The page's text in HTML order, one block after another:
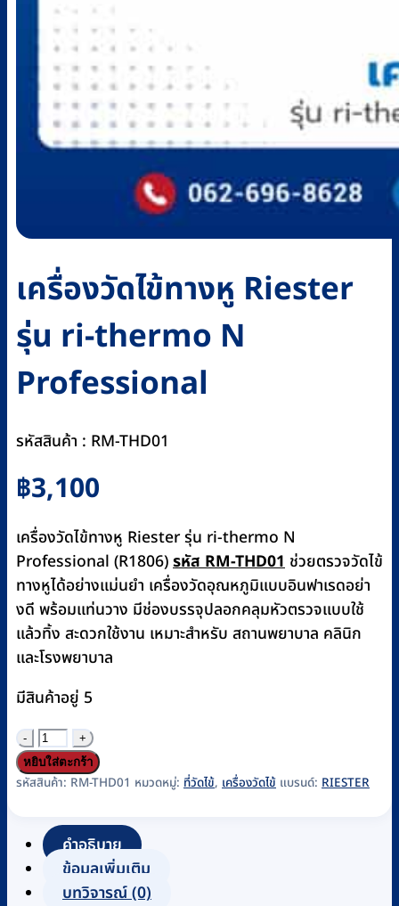
เครื่องวัดไข้ทางหู Riester
รุ่น ri-thermo N
Professional
รหัสสินค้า : RM-THD01
฿3,100
เครื่องวัดไข้ทางหู Riester รุ่น ri-thermo N
Professional (R1806)รหัส RM-THD01 ช่วยตรวจวัดไข้
ทางหูได้อย่างแม่นยำ เครื่องวัดอุณหภูมิแบบอินฟาเรดอย่า
งดี พร้อมแท่นวาง มีช่องบรรจุปลอกคลุมหัวตรวจแบบใช้
แล้วทิ้ง สะดวกใช้งาน เหมาะสำหรับ สถานพยาบาล คลินิก
และโรงพยาบาล
มีสินค้าอยู่ 5
จำนวน
เครื่อง
วัด
ทาง
หู
Riester
หยิบใส่ตะกร้า
รหัสสินค้า: RM-THD01 หมวดหมู่: ที่วัดไข้, เครื่องวัดไข้ แบรนด์: RIESTER
คำอธิบาย
ข้อมูลเพิ่มเติม
บทวิจารณ์ (0)